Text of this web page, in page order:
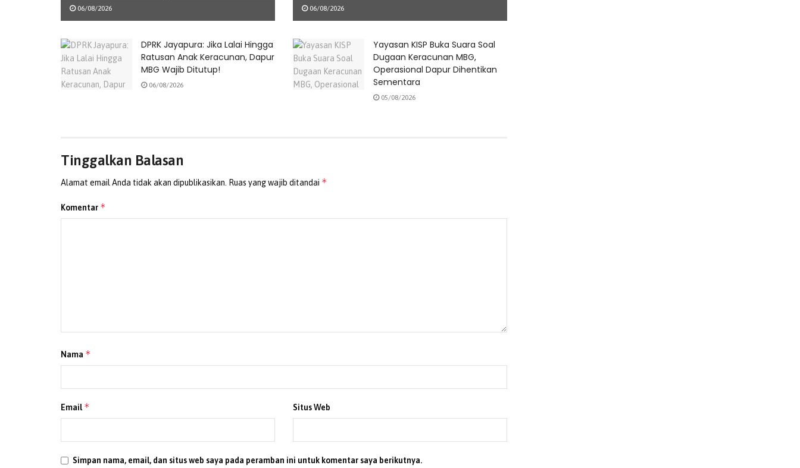
06/08/2026 06/08/2026
DPRK Jayapura: Jika Lalai Hingga
Ratusan Anak Keracunan, Dapur
MBG Wajib Ditutup!
06/08/2026
Yayasan KISP Buka Suara Soal
Dugaan Keracunan MBG,
Operasional Dapur Dihentikan
Sementara
05/08/2026
Tinggalkan Balasan
Alamat email Anda tidak akan dipublikasikan. Ruas yang wajib ditandai *
Komentar *
Nama *
Email* Situs Web
Simpan nama, email, dan situs web saya pada peramban ini untuk komentar saya berikutnya.